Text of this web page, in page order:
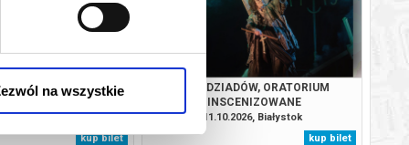
na wszystkie
ORATORIUM
Białystok
kup bilet
NOC DZIADÓW, ORATORIUM
INSCENIZOWANE
11.10.2026, Białystok
kup bilet